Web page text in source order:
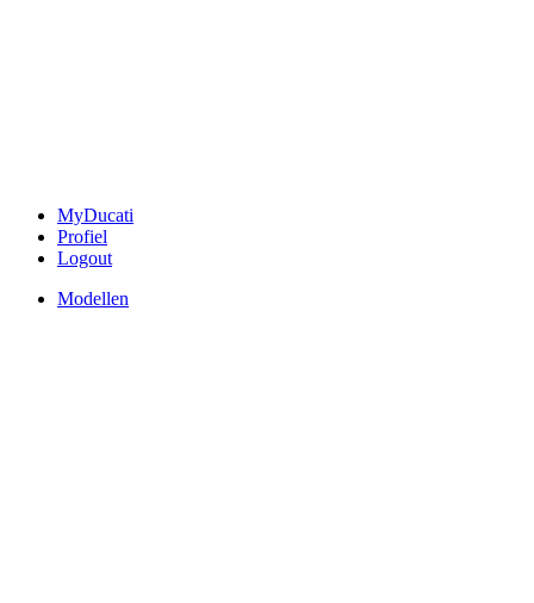
MyDucati
Profiel
Logout
Modellen